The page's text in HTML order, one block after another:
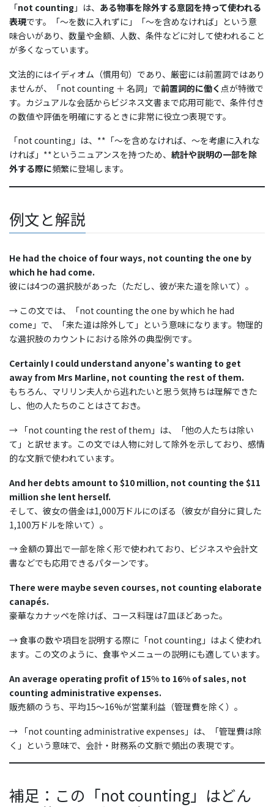
「not counting 」は、 ある物事を除外する意図を持って使われる
表現です。「〜を数に入れずに」「〜を含めなければ」という意
味合いがあり、数量や金額、人数、条件などに対して使われること
が多くなっています。
文法的にはイディオム（慣用句）であり、厳密には前置詞ではあり
ませんが、「not counting ＋ 名詞」で前置詞的に働く 点が特徴で
す。カジュアルな会話からビジネス文書まで応用可能で、条件付き
の数値や評価を明確にするときに非常に役立つ表現です。
「not counting」は、**「〜を含めなければ、〜を考慮に入れな
ければ」**というニュアンスを持つため、 統計や説明の一部を除
外する際に頻繁に登場します。
例文と解説
He had the choice of four ways, not counting the one by
which he had come.
彼には4つの選択肢があった（ただし、彼が来た道を除いて）。
→ この文では、「not counting the one by which he had
come」で、「来た道は除外して」という意味になります。物理的
な選択肢のカウントにおける除外の典型例です。
Certainly I could understand anyone’s wanting to get
away from Mrs Marline, not counting the rest of them.
もちろん、マリリン夫人から逃れたいと思う気持ちは理解できた
し、他の人たちのことはさておき。
→ 「not counting the rest of them」は、「他の人たちは除い
て」と訳せます。この文では人物に対して除外を示しており、感情
的な文脈で使われています。
And her debts amount to $10 million, not counting the $11
million she lent herself.
そして、彼女の借金は1,000万ドルにのぼる（彼女が自分に貸した
1,100万ドルを除いて）。
→ 金額の算出で一部を除く形で使われており、ビジネスや会計文
書などでも応用できるパターンです。
There were maybe seven courses, not counting elaborate
canapés.
豪華なカナッペを除けば、コース料理は7皿ほどあった。
→ 食事の数や項目を説明する際に「not counting」はよく使われ
ます。この文のように、食事やメニューの説明にも適しています。
An average operating profit of 15% to 16% of sales, not
counting administrative expenses.
販売額のうち、平均15〜16%が営業利益（管理費を除く）。
→ 「not counting administrative expenses」は、「管理費は除
く」という意味で、会計・財務系の文脈で頻出の表現です。
補足：この「not counting」はどん